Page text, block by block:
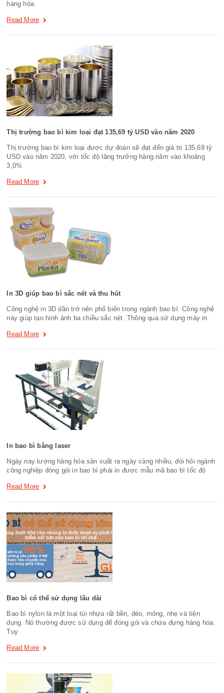
hàng hóa.
Read More
Thị trường bao bì kim loại đạt 135,69 tỷ USD vào năm 2020
Thị trường bao bì kim loại được dự đoán sẽ đạt đến giá trị 135,69 tỷ
USD vào năm 2020, với tốc độ tăng trưởng hàng năm vào khoảng
3,0%
Read More
In 3D giúp bao bì sắc nét và thu hút
Công nghệ in 3D dần trở nên phổ biến trong ngành bao bì. Công nghệ
này giúp tạo hình ảnh ba chiều sắc nét. Thông qua sử dụng máy in
Read More
In bao bì bằng laser
Ngày nay lượng hàng hóa sản xuất ra ngày càng nhiều, đòi hỏi ngành
công nghiệp đóng gói in bao bì phải in được mẫu mã bao bì tốc độ
Read More
Bao bì có thể sử dụng lâu dài
Bao bì nylon là một loại túi nhựa rất bền, dẻo, mỏng, nhẹ và tiện
dụng. Nó thường được sử dụng để đóng gói và chứa đựng hàng hóa.
Tuy
Read More